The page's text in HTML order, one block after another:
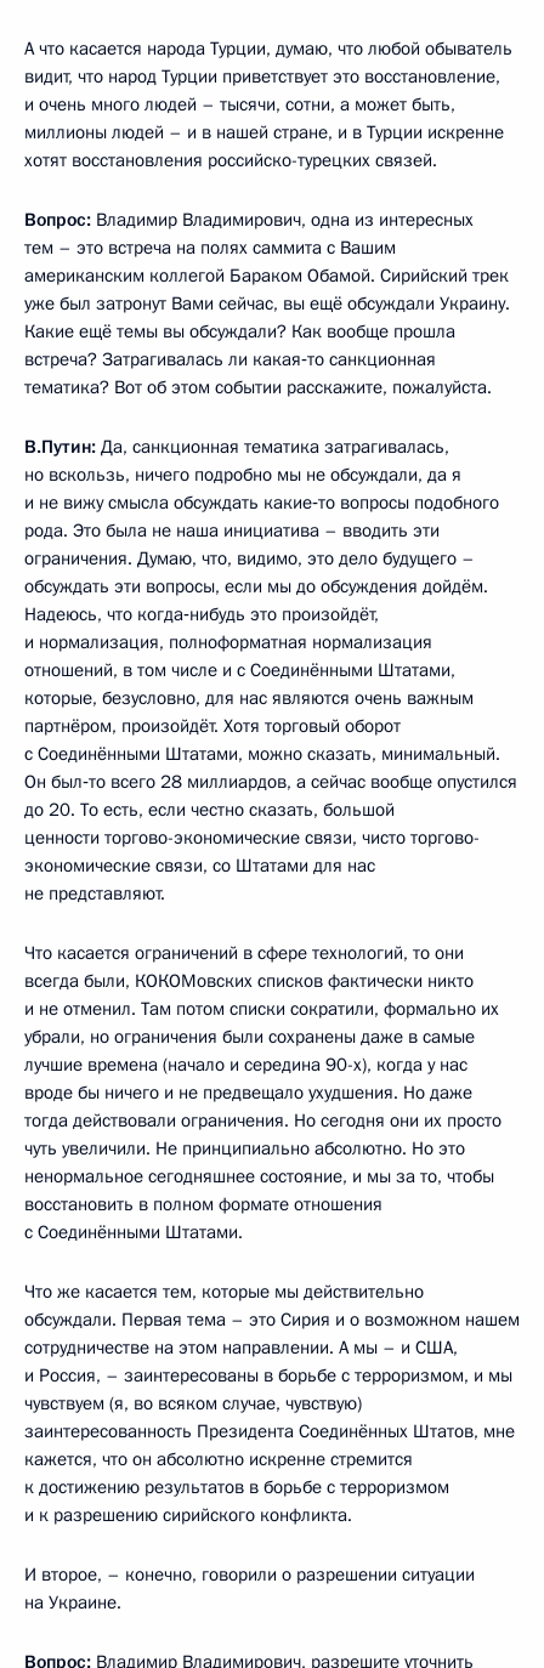
А что касается народа Турции, думаю, что любой обыватель
видит, что народ Турции приветствует это восстановление,
и очень много людей – тысячи, сотни, а может быть,
миллионы людей – и в нашей стране, и в Турции искренне
хотят восстановления российско-турецких связей.
Вопрос: Владимир Владимирович, одна из интересных
тем – это встреча на полях саммита с Вашим
американским коллегой Бараком Обамой. Сирийский трек
уже был затронут Вами сейчас, вы ещё обсуждали Украину.
Какие ещё темы вы обсуждали? Как вообще прошла
встреча? Затрагивалась ли какая‑то санкционная
тематика? Вот об этом событии расскажите, пожалуйста.
В.Путин: Да, санкционная тематика затрагивалась,
но вскользь, ничего подробно мы не обсуждали, да я
и не вижу смысла обсуждать какие‑то вопросы подобного
рода. Это была не наша инициатива – вводить эти
ограничения. Думаю, что, видимо, это дело будущего –
обсуждать эти вопросы, если мы до обсуждения дойдём.
Надеюсь, что когда‑нибудь это произойдёт,
и нормализация, полноформатная нормализация
отношений, в том числе и с Соединёнными Штатами,
которые, безусловно, для нас являются очень важным
партнёром, произойдёт. Хотя торговый оборот
с Соединёнными Штатами, можно сказать, минимальный.
Он был‑то всего 28 миллиардов, а сейчас вообще опустился
до 20. То есть, если честно сказать, большой
ценности торгово-экономические связи, чисто торгово-
экономические связи, со Штатами для нас
не представляют.
Что касается ограничений в сфере технологий, то они
всегда были, КОКОМовских списков фактически никто
и не отменил. Там потом списки сократили, формально их
убрали, но ограничения были сохранены даже в самые
лучшие времена (начало и середина 90-х), когда у нас
вроде бы ничего и не предвещало ухудшения. Но даже
тогда действовали ограничения. Но сегодня они их просто
чуть увеличили. Не принципиально абсолютно. Но это
ненормальное сегодняшнее состояние, и мы за то, чтобы
восстановить в полном формате отношения
с Соединёнными Штатами.
Что же касается тем, которые мы действительно
обсуждали. Первая тема – это Сирия и о возможном нашем
сотрудничестве на этом направлении. А мы – и США,
и Россия, – заинтересованы в борьбе с терроризмом, и мы
чувствуем (я, во всяком случае, чувствую)
заинтересованность Президента Соединённых Штатов, мне
кажется, что он абсолютно искренне стремится
к достижению результатов в борьбе с терроризмом
и к разрешению сирийского конфликта.
И второе, – конечно, говорили о разрешении ситуации
на Украине.
Вопрос: Владимир Владимирович, разрешите уточнить